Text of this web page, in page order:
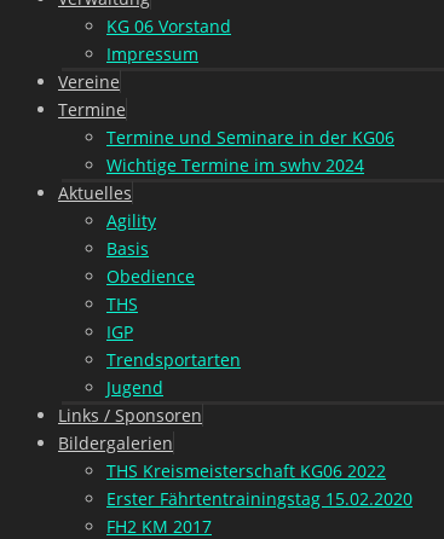
KG 06 Vorstand
Impressum
Vereine
Termine
Termine und Seminare in der KG06
Wichtige Termine im swhv 2024
Aktuelles
Agility
Basis
Obedience
THS
IGP
Trendsportarten
Jugend
Links / Sponsoren
Bildergalerien
THS Kreismeisterschaft KG06 2022
Erster Fährtentrainingstag 15.02.2020
FH2 KM 2017